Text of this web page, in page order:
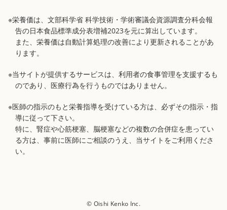
※栄養価は、文部科学省 科学技術・学術審議会資源調査分科会報
告の日本食品標準成分表増補2023を元に算出しています。
また、栄養価は自動計算処理の改善により更新されることがあ
ります。
※当サイトが提供するサービスは、利用者の食事管理を支援するも
のであり、医療行為を行うものではありません。
※医師の指示のもと栄養指導を受けている方は、必ずその指示・指
導に従って下さい。
特に、腎症や心筋梗塞、脳梗塞などの複数の合併症を患ってい
る方は、事前に医師にご相談のうえ、当サイトをご利用くださ
い。
© Oishi Kenko Inc.